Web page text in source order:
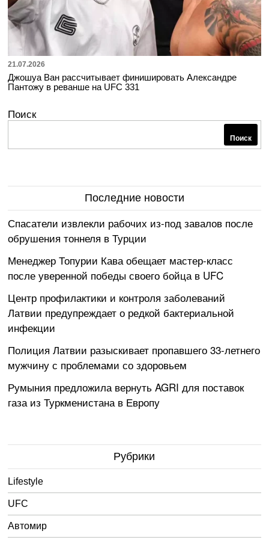
21.07.2026
Джошуа Ван рассчитывает финишировать Александре
Пантожу в реванше на UFC 331
Поиск
Поиск
Последние новости
Спасатели извлекли рабочих из-под завалов после
обрушения тоннеля в Турции
Менеджер Топурии Кава обещает мастер-класс
после уверенной победы своего бойца в UFC
Центр профилактики и контроля заболеваний
Латвии предупреждает о редкой бактериальной
инфекции
Полиция Латвии разыскивает пропавшего 33-летнего
мужчину с проблемами со здоровьем
Румыния предложила вернуть AGRI для поставок
газа из Туркменистана в Европу
Рубрики
Lifestyle
UFC
Автомир